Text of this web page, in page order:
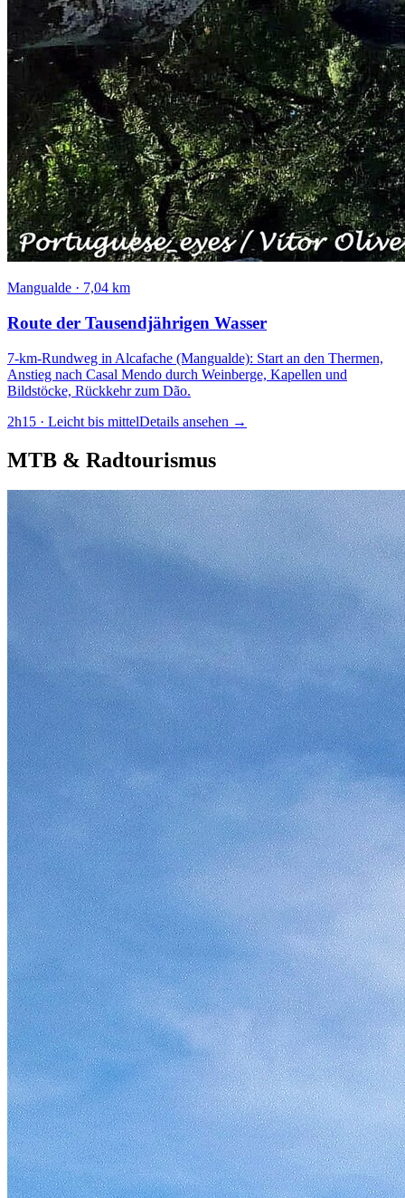
Mangualde · 7,04 km
Route der Tausendjährigen Wasser
7-km-Rundweg in Alcafache (Mangualde): Start an den Thermen,
Anstieg nach Casal Mendo durch Weinberge, Kapellen und
Bildstöcke, Rückkehr zum Dão.
2h15 · Leicht bis mittelDetails ansehen →
MTB & Radtourismus